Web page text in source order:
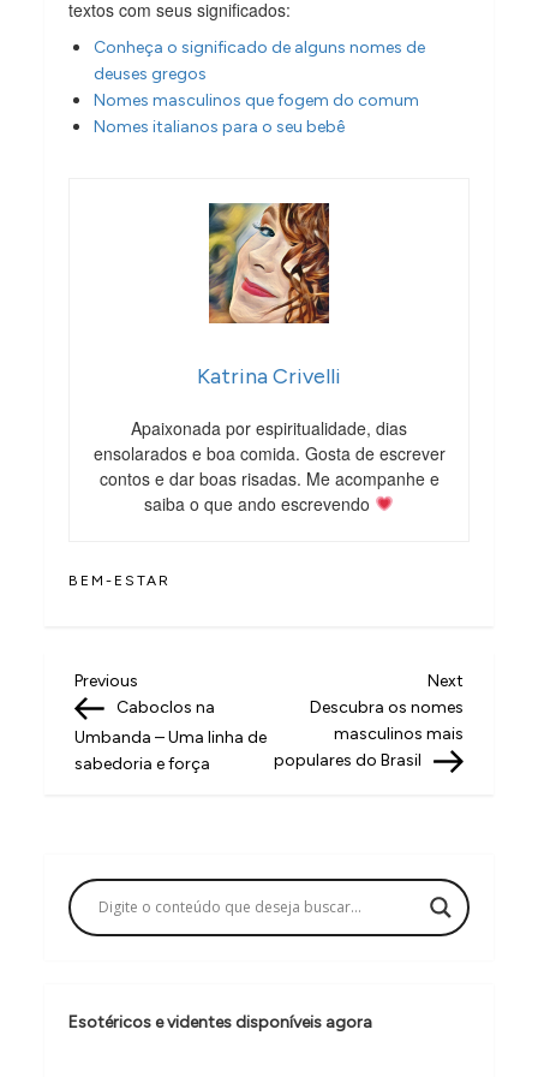
textos com seus significados:
Conheça o significado de alguns nomes de
deuses gregos
Nomes masculinos que fogem do comum
Nomes italianos para o seu bebê
Katrina Crivelli
Apaixonada por espiritualidade, dias
ensolarados e boa comida. Gosta de escrever
contos e dar boas risadas. Me acompanhe e
saiba o que ando escrevendo
BEM-ESTAR
N
a
v
a
ç
o
d
Previous
Post
Previous
Caboclos na
Umbanda – Uma linha de
sabedoria e força
Next
Post
Next
Descubra os nomes
masculinos mais
populares do Brasil
Esotéricos e videntes disponíveis agora